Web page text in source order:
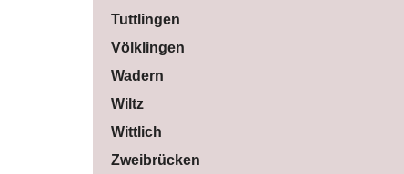
Tuttlingen
Völklingen
Wadern
Wiltz
Wittlich
Zweibrücken